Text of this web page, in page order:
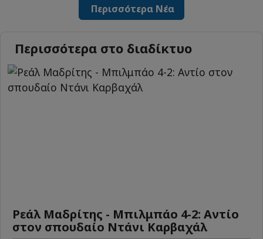
Περισσότερα Νέα
Περισσότερα στο διαδίκτυο
Ρεάλ Μαδρίτης - Μπιλμπάο 4-2: Αντίο
στον σπουδαίο Ντάνι Καρβαχάλ